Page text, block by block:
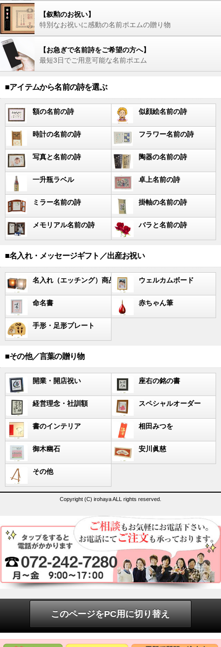
【叙勲のお祝い】
特別なお祝いに感動の名前ポエムの贈り物
【お急ぎで名前詩をご希望の方へ】
最短3日でご用意可能な名前ポエム
■アイテムから名前の詩を選ぶ
額の名前の詩 似顔絵名前の詩
時計の名前の詩 フラワー名前の詩
写真と名前の詩 陶器の名前の詩
一升瓶ラベル 卓上名前の詩
ミラー名前の詩 掛軸の名前の詩
メモリアル名前の詩 バラと名前の詩
■名入れ・メッセージギフト／出産お祝い
名入れ（エッチング）商品 ウェルカムボード
命名書 赤ちゃん筆
手形・足形プレート
■その他／言葉の贈り物
開業・開店祝い 座右の銘の書
経営理念・社訓額 スペシャルオーダー
書のインテリア 相田みつを
御木幽石 安川眞慈
その他
Copyright (C) irohaya ALL rights reserved.
このページをPC用に切り替え